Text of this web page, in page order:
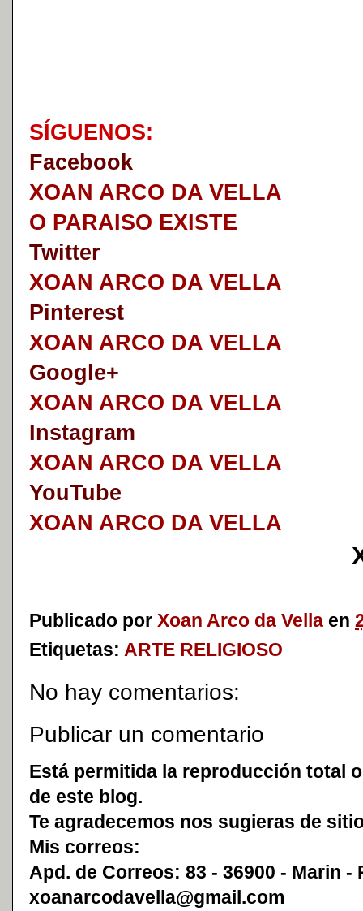
SÍGUENOS:
Facebook
XOAN ARCO DA VELLA
O PARAISO EXISTE
Twitter
XOAN ARCO DA VELLA
Pinterest
XOAN ARCO DA VELLA
Google+
XOAN ARCO DA VELLA
Instagram
XOAN ARCO DA VELLA
YouTube
XOAN ARCO DA VELLA
Publicado por Xoan Arco da Vella en
Etiquetas: ARTE RELIGIOSO
No hay comentarios:
Publicar un comentario
Está permitida la reproducción total
de este blog.
Te agradecemos nos sugieras de
Mis correos:
Apd. de Correos: 83 - 36900 - Marin -
xoanarcodavella@gmail.com